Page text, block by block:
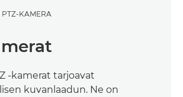
PTZ-KAMERA
-kamerat tarjoavat
kuvanlaadun. Ne on